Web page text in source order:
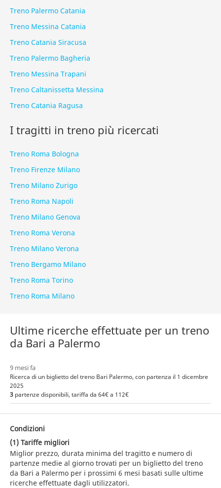
Treno Palermo Catania
Treno Messina Catania
Treno Catania Siracusa
Treno Palermo Bagheria
Treno Messina Trapani
Treno Caltanissetta Messina
Treno Catania Ragusa
I tragitti in treno più ricercati
Treno Roma Bologna
Treno Firenze Milano
Treno Milano Zurigo
Treno Roma Napoli
Treno Milano Genova
Treno Roma Verona
Treno Milano Verona
Treno Bergamo Milano
Treno Roma Torino
Treno Roma Milano
Ultime ricerche effettuate per un treno
da Bari a Palermo
9 mesi fa
Ricerca di un biglietto del treno Bari Palermo, con partenza il 1 dicembre
2025
3 partenze disponibili, tariffa da 64€ a 112€
Condizioni
(1) Tariffe migliori
Miglior prezzo, durata minima del tragitto e numero di
partenze medie al giorno trovati per un biglietto del treno
da Bari a Palermo per i prossimi 6 mesi basati sulle ultime
ricerche effettuate dagli utilizzatori.